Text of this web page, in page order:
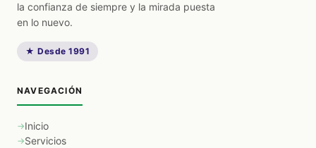
la confianza de siempre y la mirada puesta
en lo nuevo.
★ Desde 1991
NAVEGACIÓN
Inicio
Servicios